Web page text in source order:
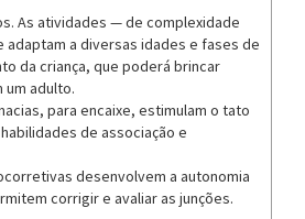
As atividades — de complexidade
a diversas idades e fases de
da criança, que poderá brincar
um adulto.
para encaixe, estimulam o tato
de associação e
desenvolvem a autonomia
corrigir e avaliar as junções.